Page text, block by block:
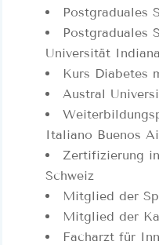
Postgraduales
Postgraduales
Universität
Kurs Diabetes
Austral
Italiano Buenos
Zertifizierung
Schweiz
Mitglied der
Mitglied der
Facharzt für